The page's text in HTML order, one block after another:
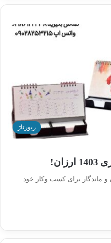
رپورتاژ
و ماندگار برای کسب ‌وکار خود